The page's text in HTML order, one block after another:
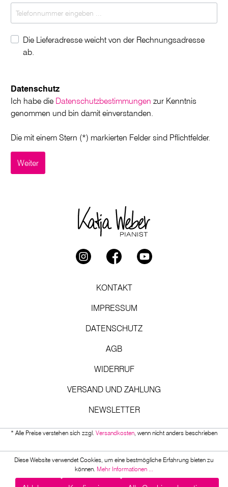
Die Lieferadresse weicht von der Rechnungsadresse
ab.
Datenschutz
Ich habe die Datenschutzbestimmungen zur Kenntnis
genommen und bin damit einverstanden.
Die mit einem Stern (*) markierten Felder sind Pflichtfelder.
Weiter
KONTAKT
IMPRESSUM
DATENSCHUTZ
AGB
WIDERRUF
VERSAND UND ZAHLUNG
NEWSLETTER
* Alle Preise verstehen sich zzgl. Versandkosten, wenn nicht anders beschrieben
Diese Website verwendet Cookies, um eine bestmögliche Erfahrung bieten zu
können. Mehr Informationen ...